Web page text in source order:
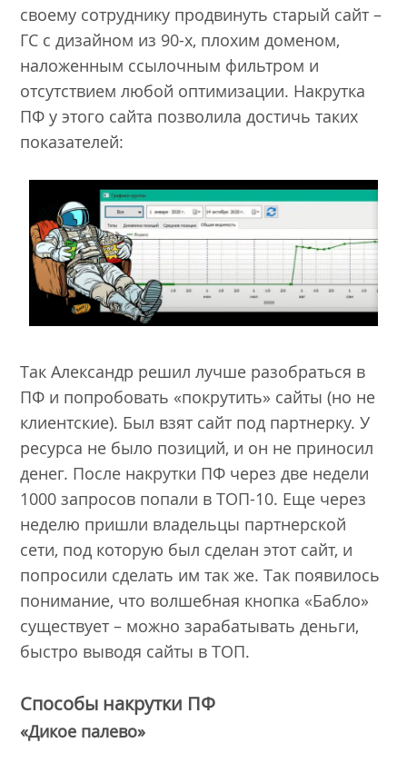
своему сотруднику продвинуть старый сайт –
ГС с дизайном из 90-х, плохим доменом,
наложенным ссылочным фильтром и
отсутствием любой оптимизации. Накрутка
ПФ у этого сайта позволила достичь таких
показателей:
Так Александр решил лучше разобраться в
ПФ и попробовать «покрутить» сайты (но не
клиентские). Был взят сайт под партнерку. У
ресурса не было позиций, и он не приносил
денег. После накрутки ПФ через две недели
1000 запросов попали в ТОП-10. Еще через
неделю пришли владельцы партнерской
сети, под которую был сделан этот сайт, и
попросили сделать им так же. Так появилось
понимание, что волшебная кнопка «Бабло»
существует – можно зарабатывать деньги,
быстро выводя сайты в ТОП.
Способы накрутки ПФ
«Дикое палево»